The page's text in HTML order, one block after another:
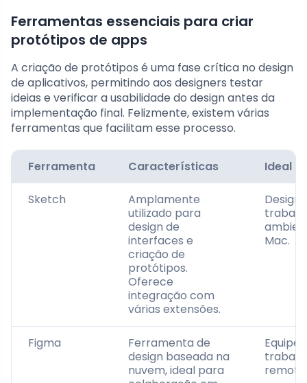
Ferramentas essenciais para criar
protótipos de apps
A criação de protótipos é uma fase crítica no design
de aplicativos, permitindo aos designers testar
ideias e verificar a usabilidade do design antes da
implementação final. Felizmente, existem várias
ferramentas que facilitam esse processo.
Ferramenta Características Ideal
Sketch
Amplamente
utilizado para
design de
interfaces e
criação de
protótipos.
Oferece
integração com
várias extensões.
Mac.
Figma
Ferramenta de
design baseada na
nuvem, ideal para
Equipes